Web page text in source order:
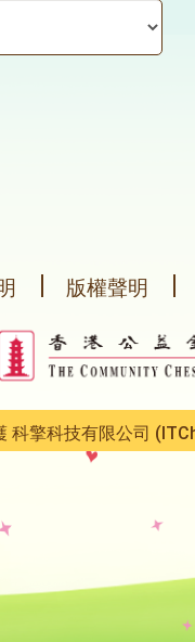
版權聲明
科擎科技有限公司